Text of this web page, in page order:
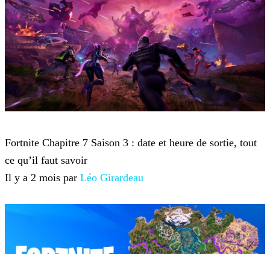
Fortnite Chapitre 7 Saison 3 : date et heure de sortie, tout
ce qu’il faut savoir
Il y a 2 mois par Léo Girardeau